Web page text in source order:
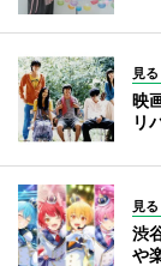
見
映
リ
見
渋
や